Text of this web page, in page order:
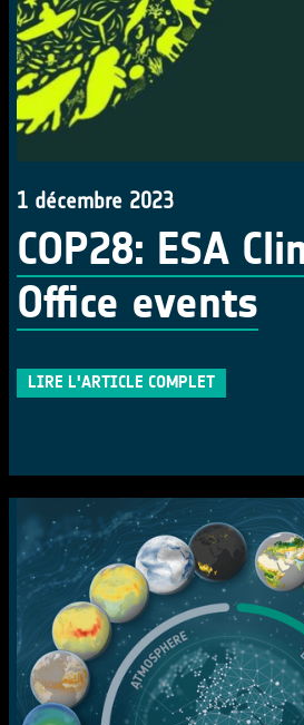
1 décembre 2023
COP28: ESA
Office events
LIRE L'ARTICLE COMPLET